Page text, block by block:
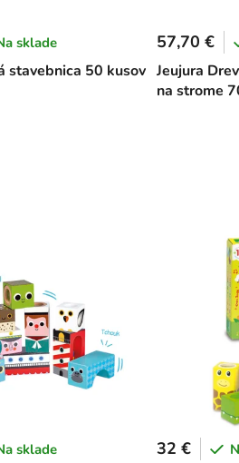
stavebnica 50 kusov
sklade
Jeujura
na strome
57,70 €
sklade 32 €